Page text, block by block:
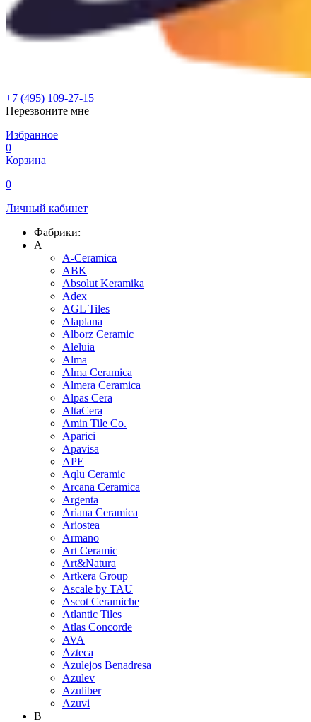
+7 (495) 109-27-15
Перезвоните мне
Избранное
0
Корзина
0
Личный кабинет
Фабрики:
A
A-Ceramica
ABK
Absolut Keramika
Adex
AGL Tiles
Alaplana
Alborz Ceramic
Aleluia
Alma
Alma Ceramica
Almera Ceramica
Alpas Cera
AltaCera
Amin Tile Co.
Aparici
Apavisa
APE
Aqlu Ceramic
Arcana Ceramica
Argenta
Ariana Ceramica
Ariostea
Armano
Art Ceramic
Art&Natura
Artkera Group
Ascale by TAU
Ascot Ceramiche
Atlantic Tiles
Atlas Concorde
AVA
Azteca
Azulejos Benadresa
Azulev
Azuliber
Azuvi
B